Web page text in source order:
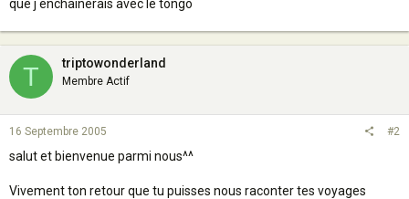
que j enchainerais avec le tongo
T triptowonderland
Membre Actif
16 Septembre 2005 #2
salut et bienvenue parmi nous^^
Vivement ton retour que tu puisses nous raconter tes voyages